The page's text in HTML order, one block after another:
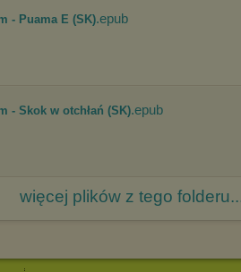
- Puama E (SK).epub
- Skok w otchłań (SK).epub
więcej plików z tego